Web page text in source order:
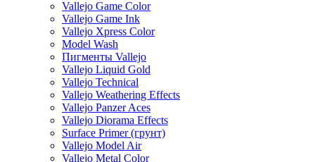
Vallejo Game Color
Vallejo Game Ink
Vallejo Xpress Color
Model Wash
Пигменты Vallejo
Vallejo Liquid Gold
Vallejo Technical
Vallejo Weathering Effects
Vallejo Panzer Aces
Vallejo Diorama Effects
Surface Primer (грунт)
Vallejo Model Air
Vallejo Metal Color